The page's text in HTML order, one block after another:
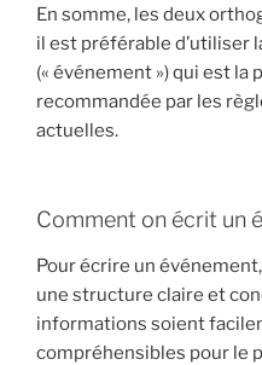
En somme, les deux
il est préférable d’utiliser
(« événement ») qui est la
recommandée par les
actuelles.
Comment on écrit un
Pour écrire un
une structure claire et
informations soient
compréhensibles pour le